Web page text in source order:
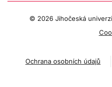
© 2026 Jihočeská
Ochrana osobních údajů